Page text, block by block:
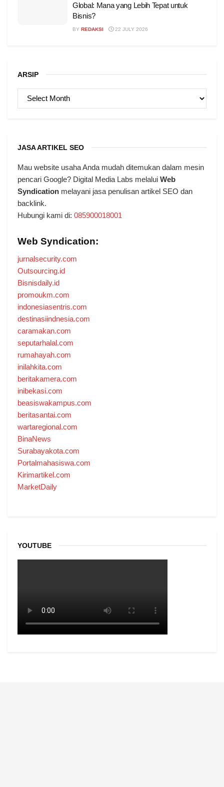
Global: Mana yang Lebih Tepat untuk
Bisnis?
BY REDAKSI 22 JULY 2026
ARSIP
ARSIP
JASA ARTIKEL SEO
Mau website usaha Anda mudah ditemukan dalam mesin
pencari Google? Digital Media Labs melalui Web
Syndication melayani jasa penulisan artikel SEO dan
backlink.
Hubungi kami di: 085900018001
Web Syndication:
jurnalsecurity.com
Outsourcing.id
Bisnisdaily.id
promoukm.com
indonesiasentris.com
destinasiindnesia.com
caramakan.com
seputarhalal.com
rumahayah.com
inilahkita.com
beritakamera.com
inibekasi.com
beasiswakampus.com
beritasantai.com
wartaregional.com
BinaNews
Surabayakota.com
Portalmahasiswa.com
Kirimartikel.com
MarketDaily
YOUTUBE